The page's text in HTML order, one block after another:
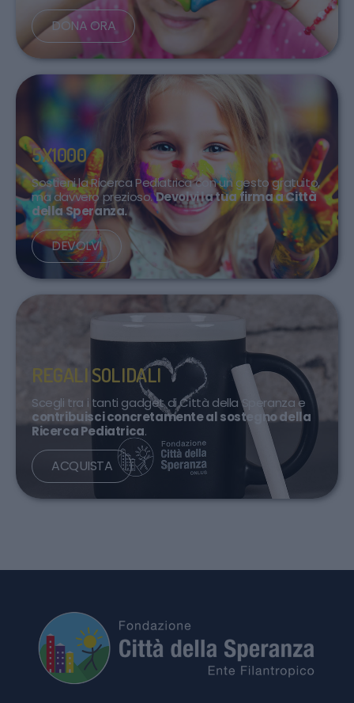
DONA ORA
5X1000
Sostieni la Ricerca Pediatrica con un gesto gratuito,
ma davvero prezioso.Devolvi la tua firma a Città
della Speranza.
DEVOLVI
REGALI SOLIDALI
Scegli tra i tanti gadget di Città della Speranza e
contribuisci concretamente al sostegno della
Ricerca Pediatrica.
ACQUISTA